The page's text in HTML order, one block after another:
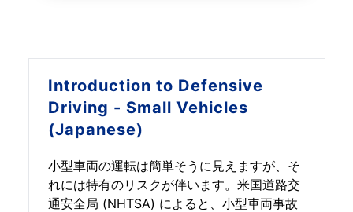
Introduction to Defensive
Driving - Small Vehicles
(Japanese)
小型車両の運転は簡単そうに見えますが、そ
れには特有のリスクが伴います。米国道路交
通安全局 (NHTSA) によると、小型車両事故